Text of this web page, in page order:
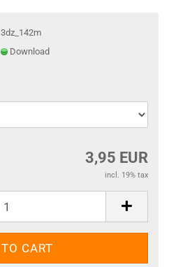
3dz_142m
Download
3,95 EUR
incl. 19% tax